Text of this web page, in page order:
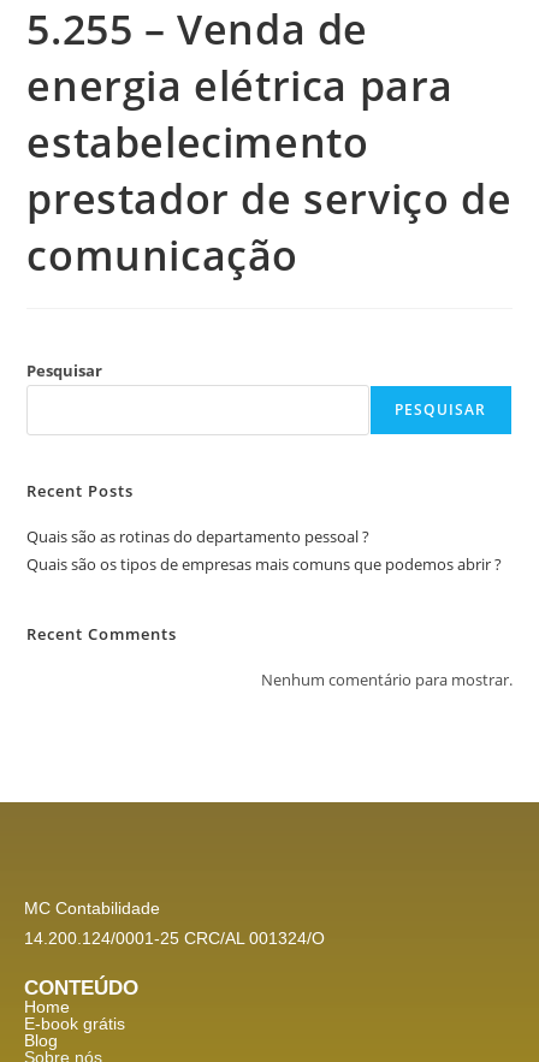
5.255 – Venda de
energia elétrica para
estabelecimento
prestador de serviço de
comunicação
Pesquisar
PESQUISAR
Recent Posts
Quais são as rotinas do departamento pessoal ?
Quais são os tipos de empresas mais comuns que podemos abrir ?
Recent Comments
Nenhum comentário para mostrar.
MC Contabilidade
14.200.124/0001-25 CRC/AL 001324/O
CONTEÚDO
Home
E-book grátis
Blog
Sobre nós